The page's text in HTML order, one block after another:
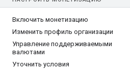
Включить монетизацию
Изменить профиль организации
Управление поддерживаемыми
валютами
Уточнить условия